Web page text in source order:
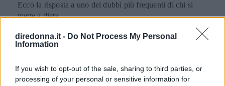
diredonna.it - Do Not Process My Personal
Information
If you wish to opt-out of the sale, sharing to third parties, or
processing of your personal or sensitive information for
Ecco la risposta a uno dei dubbi più frequenti di chi si
mette a dieta.
FRANCESCA GASTALDI